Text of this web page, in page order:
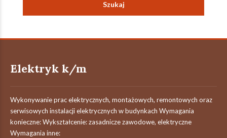
Elektryk k/m
Wykonywanie prac elektrycznych, montażowych, remontowych oraz
serwisowych instalacji elektrycznych w budynkach Wymagania
konieczne: Wykształcenie: zasadnicze zawodowe, elektryczne
Wymagania inne: